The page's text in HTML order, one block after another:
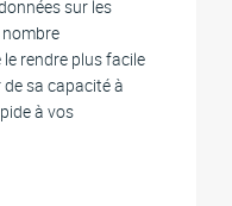
sur les
rendre plus facile
de sa capacité à
à vos